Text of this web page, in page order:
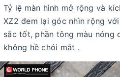
Tỷ lệ màn hình mở rộng và
XZ2 đem lại góc nhìn rộng
sắc tốt, phần tông màu nóng
không hề chói mắt .